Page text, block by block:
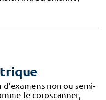
non ou semi-
le coroscanner,